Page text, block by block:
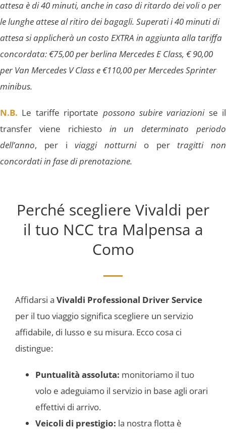
attesa è di 40 minuti, anche in caso di ritardo dei voli o per
le lunghe attese al ritiro dei bagagli. Superati i 40 minuti di
attesa si applicherà un costo EXTRA in aggiunta alla tariffa
concordata: €75,00 per berlina Mercedes E Class, € 90,00
per Van Mercedes V Class e €110,00 per Mercedes Sprinter
minibus.
N.B. Le tariffe riportate possono subire variazionise il
transfer viene richiesto in un determinato periodo
dell’anno, per iviaggi notturnio per tragitti non
concordati in fase di prenotazione.
Perché scegliere Vivaldi per
il tuo NCC tra Malpensa a
Como
Affidarsi a Vivaldi Professional Driver Service
per il tuo viaggio significa scegliere un servizio
affidabile, di lusso e su misura. Ecco cosa ci
distingue:
Puntualità assoluta: monitoriamo il tuo
volo e adeguiamo il servizio in base agli orari
effettivi di arrivo.
Veicoli di prestigio: la nostra flotta è